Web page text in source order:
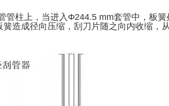
管柱上，当进入Φ244.5 mm套管中，板
造成径向压缩，刮刀片随之向内收缩，